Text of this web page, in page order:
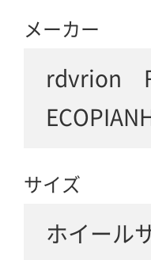
メーカー
rdvrion
サイズ
ホイール